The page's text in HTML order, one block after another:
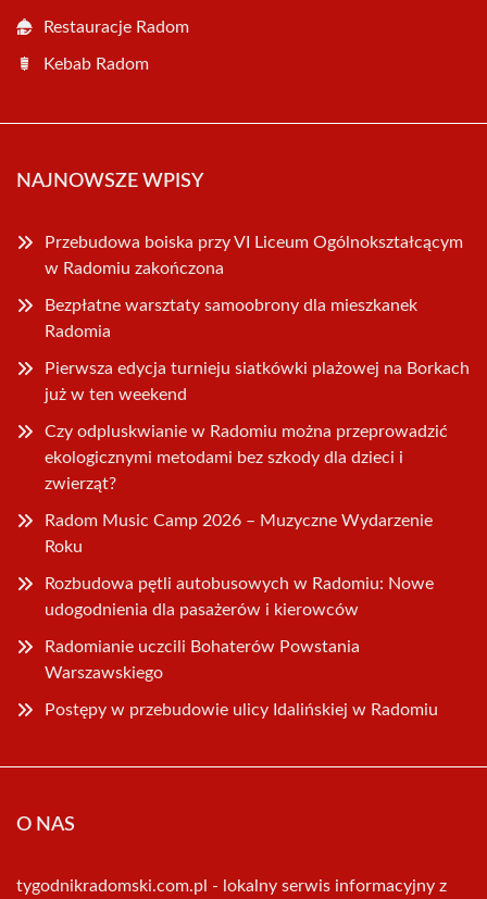
Restauracje Radom
Kebab Radom
NAJNOWSZE WPISY
Przebudowa boiska przy VI Liceum Ogólnokształcącym
w Radomiu zakończona
Bezpłatne warsztaty samoobrony dla mieszkanek
Radomia
Pierwsza edycja turnieju siatkówki plażowej na Borkach
już w ten weekend
Czy odpluskwianie w Radomiu można przeprowadzić
ekologicznymi metodami bez szkody dla dzieci i
zwierząt?
Radom Music Camp 2026 – Muzyczne Wydarzenie
Roku
Rozbudowa pętli autobusowych w Radomiu: Nowe
udogodnienia dla pasażerów i kierowców
Radomianie uczcili Bohaterów Powstania
Warszawskiego
Postępy w przebudowie ulicy Idalińskiej w Radomiu
O NAS
tygodnikradomski.com.pl - lokalny serwis informacyjny z